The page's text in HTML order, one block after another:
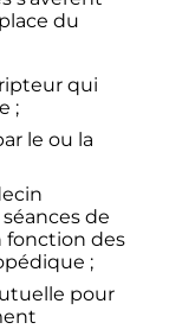
du
qui
;
le ou la
de
fonction des
;
pour